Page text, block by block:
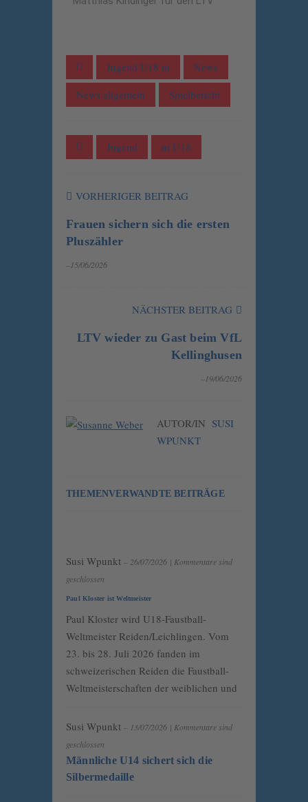
Jugend U18 m
News
News allgemein
Spielbericht
Jugend m U18
VORHERIGER BEITRAG
Frauen sichern sich die ersten
Pluszähler
–15/06/2026
NÄCHSTER BEITRAG
LTV wieder zu Gast beim VfL
Kellinghusen
–19/06/2026
AUTOR/IN SUSI
WPUNKT
THEMENVERWANDTE BEITRÄGE
Susi Wpunkt – 26/07/2026 | Kommentare sind
geschlossen
Paul Kloster ist Weltmeister
Paul Kloster wird U18-Faustball-
Weltmeister Reiden/Leichlingen. Vom
23. bis 28. Juli 2026 fanden im
schweizerischen Reiden die Faustball-
Weltmeisterschaften der weiblichen und
Susi Wpunkt – 13/07/2026 | Kommentare sind
geschlossen
Männliche U14 sichert sich die
Silbermedaille